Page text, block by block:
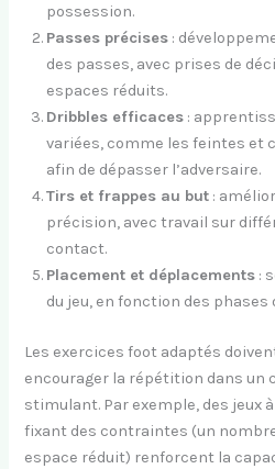
possession.
Passes précises :
des passes, avec prises de
espaces réduits.
Dribbles efficaces :
variées, comme les feintes et
afin de dépasser l’adversaire.
Tirs et frappes au but :
précision, avec travail sur
contact.
Placement et déplacements :
du jeu, en fonction des
Les exercices foot adaptés
encourager la répétition dans un
stimulant. Par exemple, des jeux
fixant des contraintes (un
espace réduit) renforcent la